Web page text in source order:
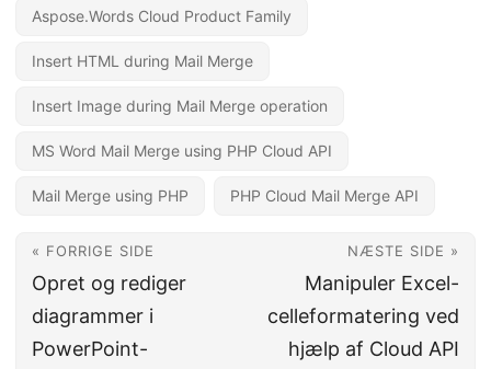
Aspose.Words Cloud Product Family
Insert HTML during Mail Merge
Insert Image during Mail Merge operation
MS Word Mail Merge using PHP Cloud API
Mail Merge using PHP PHP Cloud Mail Merge API
« FORRIGE SIDE
Opret og rediger
diagrammer i
PowerPoint-
NÆSTE SIDE »
Manipuler Excel-
celleformatering ved
hjælp af Cloud API